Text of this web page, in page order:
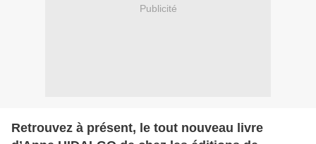
Publicité
Retrouvez à présent, le tout nouveau livre